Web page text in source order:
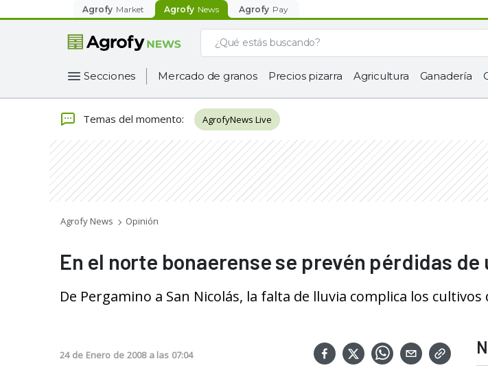
Agrofy Market Agrofy News Agrofy Pay
Secciones Mercado de granos Precios pizarra Agricultura Ganadería
Temas del momento: AgrofyNews Live
Agrofy News Opinión
En el norte bonaerense se prevén pérdidas de
De Pergamino a San Nicolás, la falta de lluvia complica los cultivos
24 de Enero de 2008 a las 07:04